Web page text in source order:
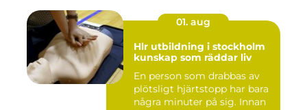
01. aug
Hlr utbildning i stockholm
kunskap som räddar liv
En person som drabbas av
plötsligt hjärtstopp har bara
några minuter på sig. Innan